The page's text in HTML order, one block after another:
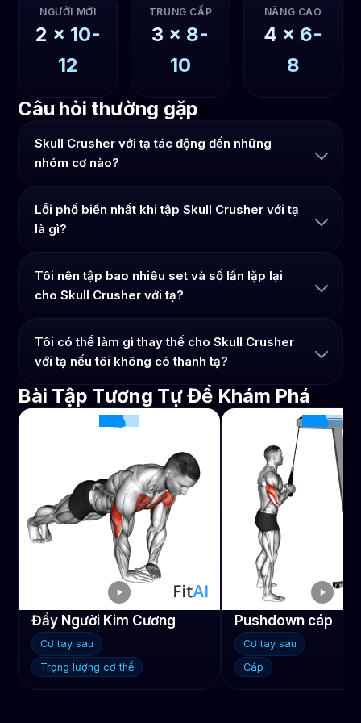
NGƯỜI MỚI
2 x 10-
12
TRUNG CẤP
3 x 8-
10
NÂNG CAO
4 x 6-
8
Câu hỏi thường gặp
Skull Crusher với tạ tác động đến những
nhóm cơ nào?
Lỗi phổ biến nhất khi tập Skull Crusher với tạ
là gì?
Tôi nên tập bao nhiêu set và số lần lặp lại
cho Skull Crusher với tạ?
Tôi có thể làm gì thay thế cho Skull Crusher
với tạ nếu tôi không có thanh tạ?
Bài Tập Tương Tự Để Khám Phá
Đẩy Người Kim Cương
Cơ tay sau
Trọng lượng cơ thể
Pushdown cáp
Cơ tay sau
Cáp